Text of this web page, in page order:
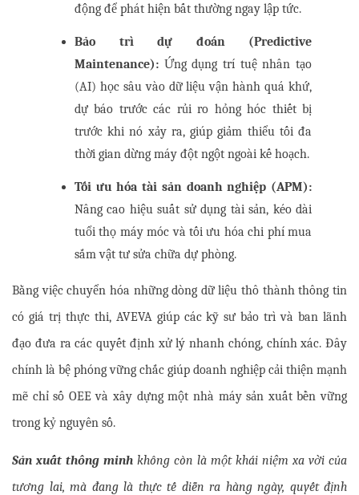
động để phát hiện bất thường ngay lập tức.
Bảo trì dự đoán (Predictive
Maintenance): Ứng dụng trí tuệ nhân tạo
(AI) học sâu vào dữ liệu vận hành quá khứ,
dự báo trước các rủi ro hỏng hóc thiết bị
trước khi nó xảy ra, giúp giảm thiểu tối đa
thời gian dừng máy đột ngột ngoài kế hoạch.
Tối ưu hóa tài sản doanh nghiệp (APM):
Nâng cao hiệu suất sử dụng tài sản, kéo dài
tuổi thọ máy móc và tối ưu hóa chi phí mua
sắm vật tư sửa chữa dự phòng.
Bằng việc chuyển hóa những dòng dữ liệu thô thành thông tin
có giá trị thực thi, AVEVA giúp các kỹ sư bảo trì và ban lãnh
đạo đưa ra các quyết định xử lý nhanh chóng, chính xác. Đây
chính là bệ phóng vững chắc giúp doanh nghiệp cải thiện mạnh
mẽ chỉ số OEE và xây dựng một nhà máy sản xuất bền vững
trong kỷ nguyên số.
Sản xuất thông minh không còn là một khái niệm xa vời của
tương lai, mà đang là thực tế diễn ra hàng ngày, quyết định